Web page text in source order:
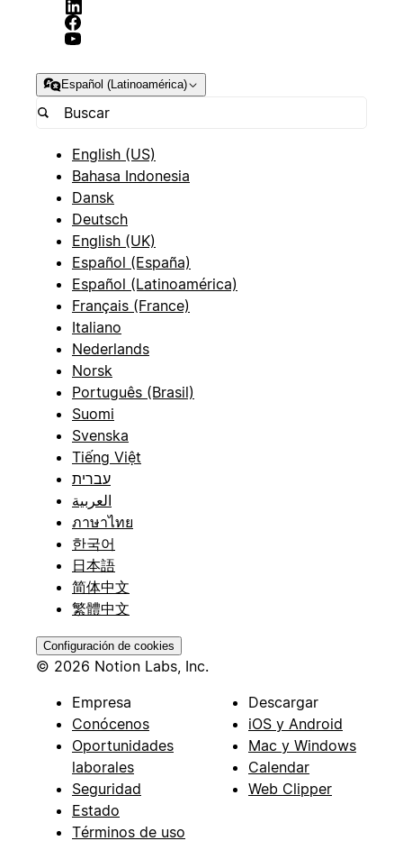
Español (Latinoamérica)
English (US)
Bahasa Indonesia
Dansk
Deutsch
English (UK)
Español (España)
Español (Latinoamérica)
Français (France)
Italiano
Nederlands
Norsk
Português (Brasil)
Suomi
Svenska
Tiếng Việt
עברית
العربية
ภาษาไทย
한국어
日本語
简体中文
繁體中文
Configuración de cookies
© 2026 Notion Labs, Inc.
Empresa
Conócenos
Oportunidades
laborales
Seguridad
Estado
Términos de uso
Descargar
iOS y Android
Mac y Windows
Calendar
Web Clipper